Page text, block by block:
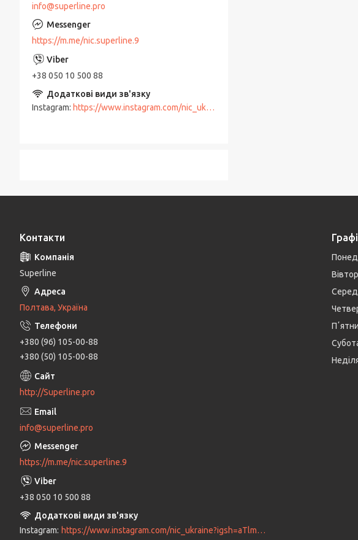
info@superline.pro
https://m.me/nic.superline.9
+38 050 10 500 88
Instagram https://www.instagram.com/nic_ukraine?igsh=aTlmbTg2cnV1MXE3
Контакти
Superline
Полтава, Україна
+380 (96) 105-00-88
+380 (50) 105-00-88
http://Superline.pro
info@superline.pro
https://m.me/nic.superline.9
+38 050 10 500 88
Instagram https://www.instagram.com/nic_ukraine?igsh=aTlmbTg2cnV1MXE3